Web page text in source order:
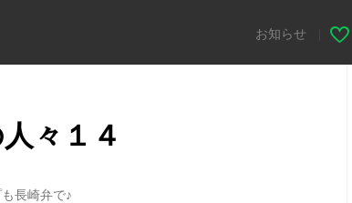
お知らせ
々１４
長崎弁で♪